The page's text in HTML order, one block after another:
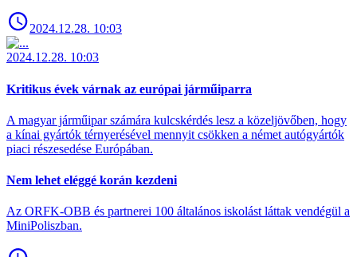
2024.12.28. 10:03
2024.12.28. 10:03
Kritikus évek várnak az európai járműiparra
A magyar járműipar számára kulcskérdés lesz a közeljövőben, hogy
a kínai gyártók térnyerésével mennyit csökken a német autógyártók
piaci részesedése Európában.
Nem lehet eléggé korán kezdeni
Az ORFK-OBB és partnerei 100 általános iskolást láttak vendégül a
MiniPoliszban.